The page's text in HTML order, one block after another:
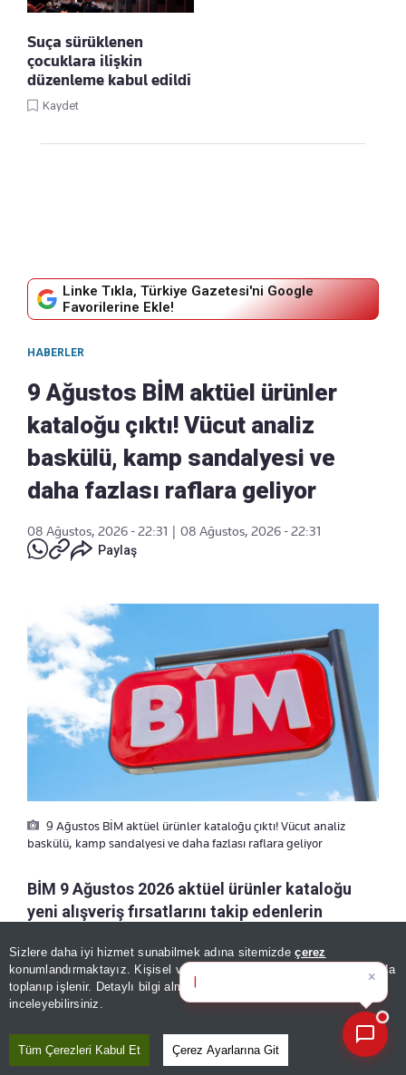
Sizlere daha iyi hizmet sunabilmek adına sitemizdeçerez
konumlandırmaktayız. Kişisel verileriniz, KVKK ve GDPR kapsamında
toplanıp işlenir. Detaylı bilgi almak için
inceleyebilirsiniz.
Tüm Çerezleri Kabul Et Çerez Ayarlarına Git
Suça sürüklenen
çocuklara ilişkin
düzenleme kabul edildi
Kaydet
Linke Tıkla, Türkiye Gazetesi'ni Google
Favorilerine Ekle!
HABERLER
9 Ağustos BİM aktüel ürünler
kataloğu çıktı! Vücut analiz
baskülü, kamp sandalyesi ve
daha fazlası raflara geliyor
08 Ağustos, 2026 - 22:31
08 Ağustos, 2026 - 22:31
Paylaş
9 Ağustos BİM aktüel ürünler kataloğu çıktı! Vücut analiz
baskülü, kamp sandalyesi ve daha fazlası raflara geliyor
BİM 9 Ağustos 2026 aktüel ürünler kataloğu
yeni alışveriş fırsatlarını takip edenlerin
aletlerine, kamp ve plaj ürünlerinden kişisel
bakım ürünlerine kadar farklı seçeneklerin
bulunduğu yeni katalogda fiyatlar ve satışa
×
Günün spor, gündem ve